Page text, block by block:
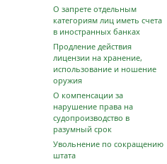
О запрете отдельным
категориям лиц иметь счета
в иностранных банках
Продление действия
лицензии на хранение,
использование и ношение
оружия
О компенсации за
нарушение права на
судопроизводство в
разумный срок
Увольнение по сокращению
штата